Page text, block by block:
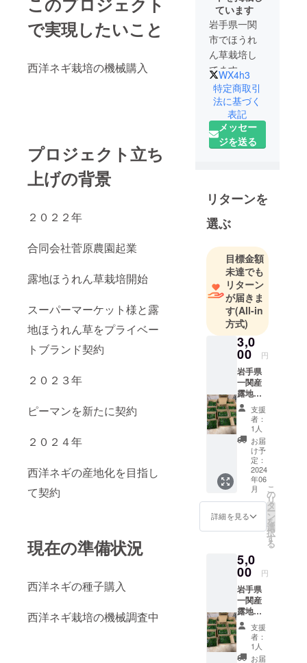
で実現したいこと
西洋ネギ栽培の機械購入
プロジェクト立ち
上げの背景
２０２２年
合同会社菅原農園起業
露地ほうれん草栽培開始
スーパーマーケット様と露
地ほうれん草をプライベー
トブランド契約
２０２３年
ピーマンを新たに契約
２０２４年
西洋ネギの産地化を目指し
て契約
現在の準備状況
西洋ネギの種子購入
西洋ネギ栽培の機械調査中
ています
岩手県一関
市でほうれ
ん草栽培し
てます。
WX4h3
特定商取引
法に基づく
表記
メッセー
ジを送る
リターンを
選ぶ
目標金額
未達でも
リターン
が届きま
す(All-in
方式)
3,0
00 円
岩手県
一関産
露地ほ
うれん
草1.８
ｋｇ1箱
支援
者：
1人
お届
け予
定：
2024
年06
月
詳細を見る
こ
の
リ
タ
ー
ン
を
選
択
す
る
5,0
00 円
岩手県
一関産
露地ほ
うれん
草1.８
ｋｇ2箱
支援
者：
1人
お届